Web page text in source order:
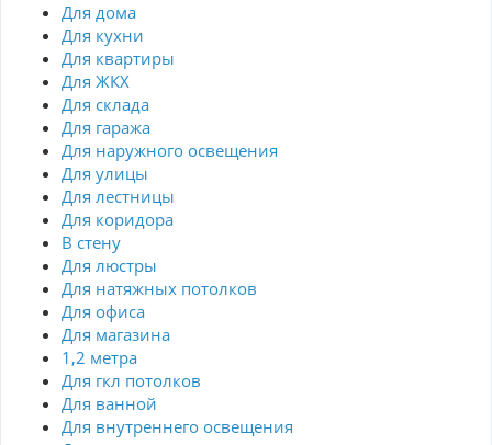
Для дома
Для кухни
Для квартиры
Для ЖКХ
Для склада
Для гаража
Для наружного освещения
Для улицы
Для лестницы
Для коридора
В стену
Для люстры
Для натяжных потолков
Для офиса
Для магазина
1,2 метра
Для гкл потолков
Для ванной
Для внутреннего освещения